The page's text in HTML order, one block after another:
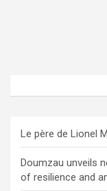
Le père de Lionel
Doumzau unveils
of resilience and